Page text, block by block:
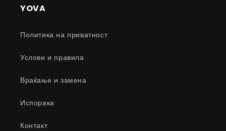
YOVA
Политика на приватност
Услови и правила
Враќање и замена
Испорака
Контакт